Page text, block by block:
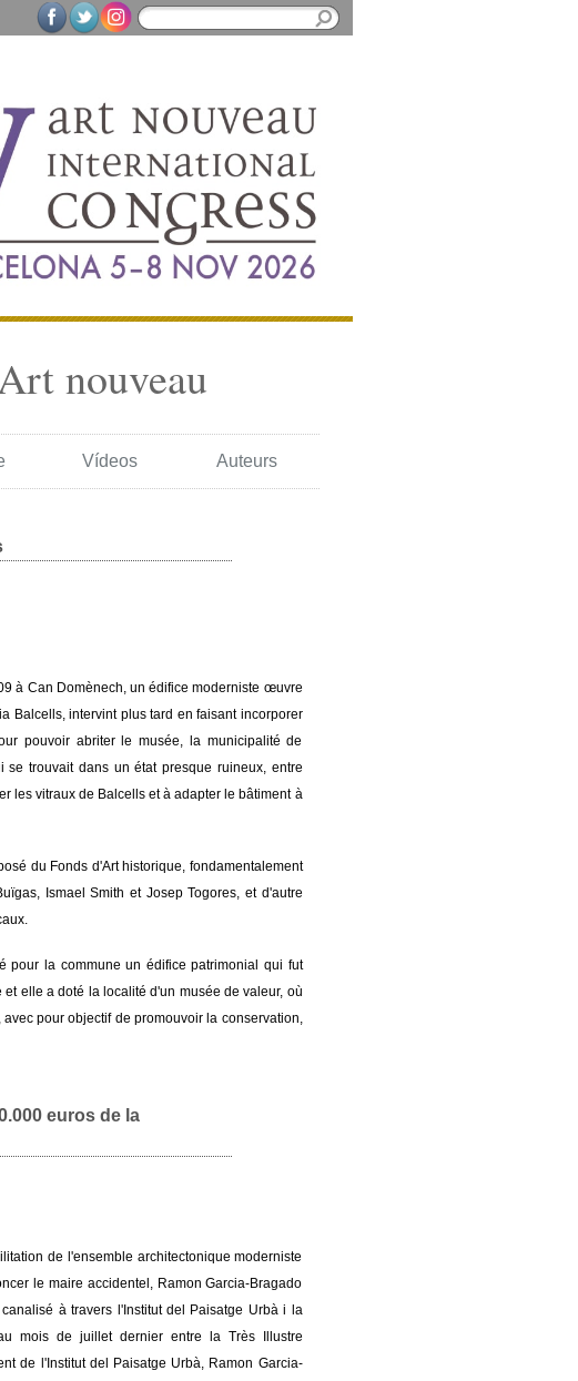
nouveau
Vídeos Auteurs
à Can Domènech, un édifice moderniste œuvre
Balcells, intervint plus tard en faisant incorporer
pouvoir abriter le musée, la municipalité de
trouvait dans un état presque ruineux, entre
les vitraux de Balcells et à adapter le bâtiment à
du Fonds d'Art historique, fondamentalement
Ismael Smith et Josep Togores, et d'autre
pour la commune un édifice patrimonial qui fut
elle a doté la localité d'un musée de valeur, où
pour objectif de promouvoir la conservation,
euros de la
de l'ensemble architectonique moderniste
le maire accidentel, Ramon Garcia-Bragado
à travers l'Institut del Paisatge Urbà i la
mois de juillet dernier entre la Très Illustre
de l'Institut del Paisatge Urbà, Ramon Garcia-